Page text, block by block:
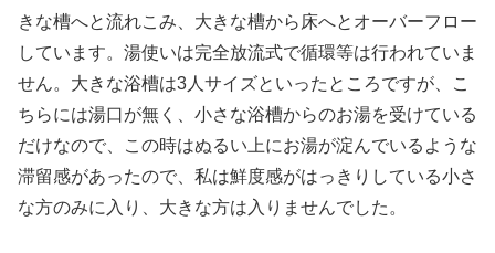
きな槽へと流れこみ、大きな槽から床へとオーバーフロー
しています。湯使いは完全放流式で循環等は行われていま
せん。大きな浴槽は3人サイズといったところですが、こ
ちらには湯口が無く、小さな浴槽からのお湯を受けている
だけなので、この時はぬるい上にお湯が淀んでいるような
滞留感があったので、私は鮮度感がはっきりしている小さ
な方のみに入り、大きな方は入りませんでした。